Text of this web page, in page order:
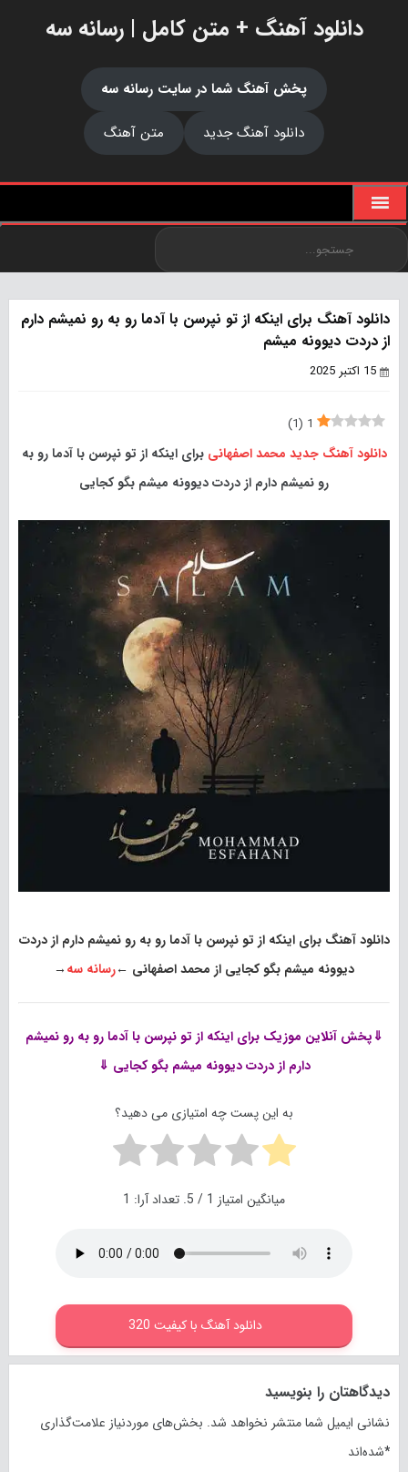
دانلود آهنگ + متن کامل | رسانه سه
پخش آهنگ شما در سایت رسانه سه
دانلود آهنگ جدید
متن آهنگ
دانلود آهنگ برای اینکه از تو نپرسن با آدما رو به رو نمیشم دارم
از دردت دیوونه میشم
15 اکتبر 2025
1
(
1
)
دانلود آهنگ جدید محمد اصفهانی برای اینکه از تو نپرسن با آدما رو به
رو نمیشم دارم از دردت دیوونه میشم بگو کجایی
دانلود آهنگ برای اینکه از تو نپرسن با آدما رو به رو نمیشم دارم از دردت
دیوونه میشم بگو کجایی از محمد اصفهانی ←رسانه سه→
⇓پخش آنلاین موزیکبرای اینکه از تو نپرسن با آدما رو به رو نمیشم
دارم از دردت دیوونه میشم بگو کجایی ⇓
به این پست چه امتیازی می دهید؟
میانگین امتیاز 1 / 5. تعداد آرا: 1
دانلود آهنگ با کیفیت 320
دیدگاهتان را بنویسید
نشانی ایمیل شما منتشر نخواهد شد. بخش‌های موردنیاز علامت‌گذاری
شده‌اند*